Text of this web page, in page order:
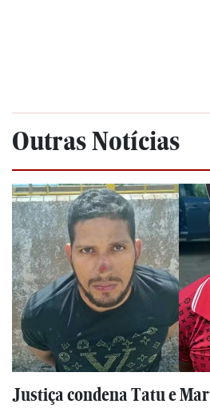
Outras Notícias
Justiça condena Tatu e